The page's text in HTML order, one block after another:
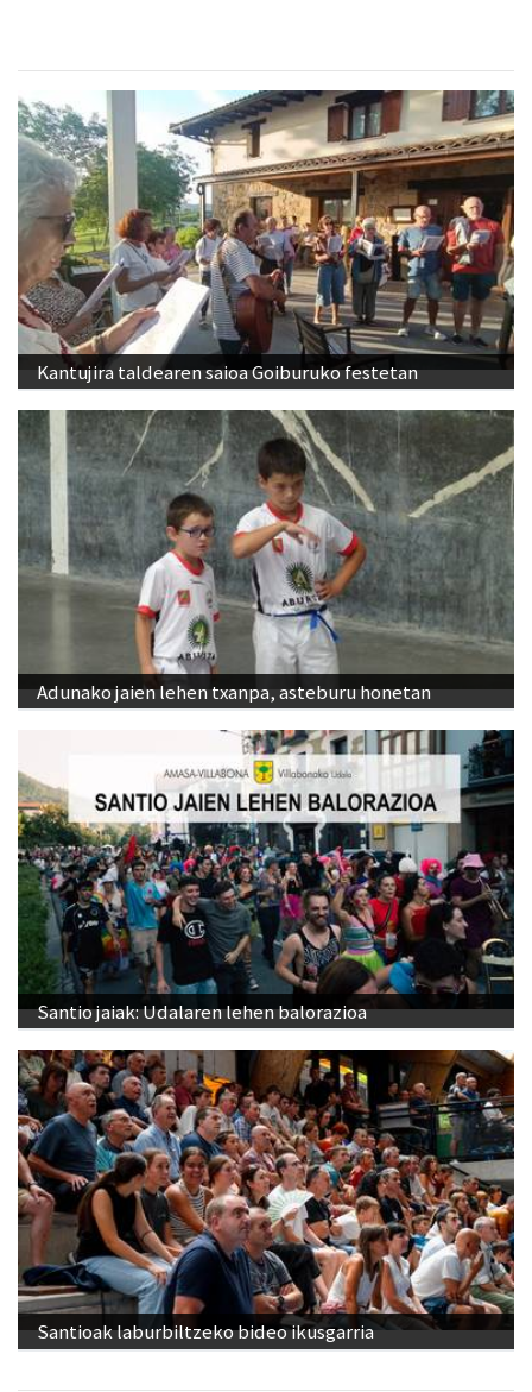
Kantujira taldearen saioa Goiburuko festetan
Adunako jaien lehen txanpa, asteburu honetan
Santio jaiak: Udalaren lehen balorazioa
Santioak laburbiltzeko bideo ikusgarria